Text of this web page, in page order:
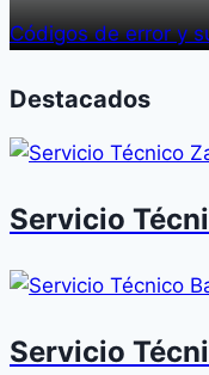
Códigos de error y
Destacados
Servicio
Servicio